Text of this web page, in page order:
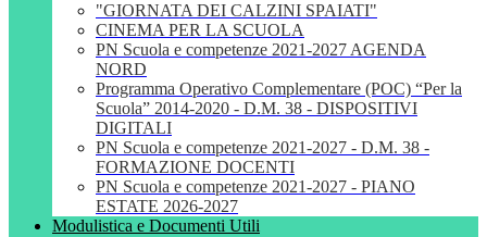
"GIORNATA DEI CALZINI SPAIATI"
CINEMA PER LA SCUOLA
PN Scuola e competenze 2021-2027 AGENDA
NORD
Programma Operativo Complementare (POC) “Per la
Scuola” 2014-2020 - D.M. 38 - DISPOSITIVI
DIGITALI
PN Scuola e competenze 2021-2027 - D.M. 38 -
FORMAZIONE DOCENTI
PN Scuola e competenze 2021-2027 - PIANO
ESTATE 2026-2027
Modulistica e Documenti Utili